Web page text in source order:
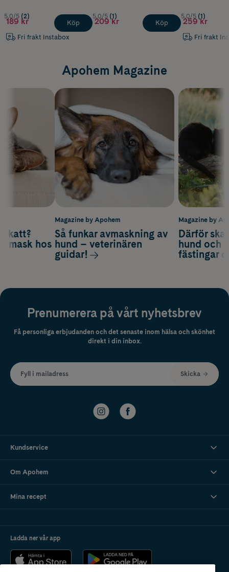
5.0/5 (2)
189 kr
Fri frakt Instabox
Köp
5.0/5 (1)
209 kr Köp
5.0/5 (1)
259 kr
Fri frakt
Apohem Magazine
Magazine by
Därför
hund och
fästingar
katt?
mask hos
Magazine by Apohem
Så funkar avmaskning av
hund – veterinären
guidar!
Prenumerera på vårt nyhetsbrev
Få personliga erbjudanden och det senaste inom hälsa och skönhet
direkt i din inbox.
Fyll i mailadress Skicka
Kundservice
Om Apohem
Mina recept
Ladda ner vår app